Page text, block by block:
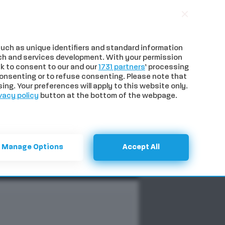
SPECIALI
PreviousNext
as unique identifiers and standard information
and services development. With your permission
to consent to our and our1731 partners’ processing
or to refuse consenting. Please note that
Your preferences will apply to this website only.
policy button at the bottom of the webpage.
Manage Options Accept All